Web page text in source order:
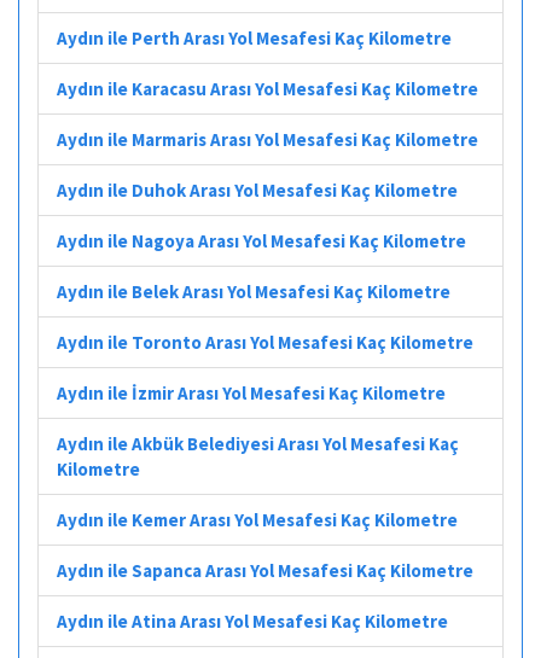
Aydın ile Perth Arası Yol Mesafesi Kaç Kilometre
Aydın ile Karacasu Arası Yol Mesafesi Kaç Kilometre
Aydın ile Marmaris Arası Yol Mesafesi Kaç Kilometre
Aydın ile Duhok Arası Yol Mesafesi Kaç Kilometre
Aydın ile Nagoya Arası Yol Mesafesi Kaç Kilometre
Aydın ile Belek Arası Yol Mesafesi Kaç Kilometre
Aydın ile Toronto Arası Yol Mesafesi Kaç Kilometre
Aydın ile İzmir Arası Yol Mesafesi Kaç Kilometre
Aydın ile Akbük Belediyesi Arası Yol Mesafesi Kaç
Kilometre
Aydın ile Kemer Arası Yol Mesafesi Kaç Kilometre
Aydın ile Sapanca Arası Yol Mesafesi Kaç Kilometre
Aydın ile Atina Arası Yol Mesafesi Kaç Kilometre